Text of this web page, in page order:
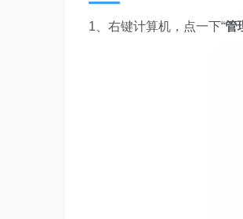
1、右键计算机，点一下“管